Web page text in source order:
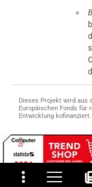
und
Dieses Projekt wird aus
Europäischen Fonds für
Entwicklung kofinanziert.